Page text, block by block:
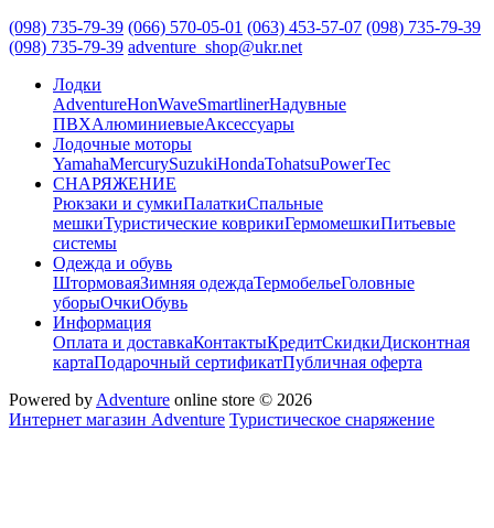
(098) 735-79-39 (066) 570-05-01 (063) 453-57-07 (098) 735-79-39
(098) 735-79-39 adventure_shop@ukr.net
Лодки
AdventureHonWaveSmartlinerНадувные
ПВХАлюминиевыеАксессуары
Лодочные моторы
YamahaMercurySuzukiHondaTohatsuPowerTec
СНАРЯЖЕНИЕ
Рюкзаки и сумкиПалаткиСпальные
мешкиТуристические коврикиГермомешкиПитьевые
системы
Одежда и обувь
ШтормоваяЗимняя одеждаТермобельеГоловные
уборыОчкиОбувь
Информация
Оплата и доставкаКонтактыКредитСкидкиДисконтная
картаПодарочный сертификатПубличная оферта
Powered by Adventure online store © 2026
Интернет магазин Adventure Туристическое снаряжение